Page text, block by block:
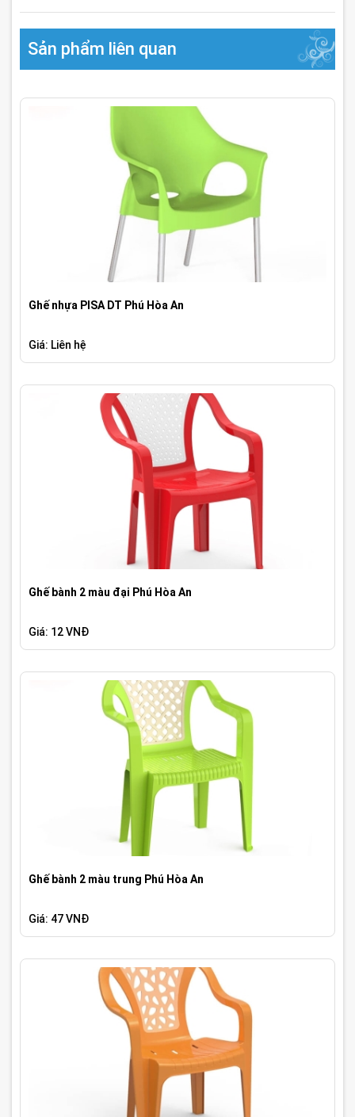
Sản phẩm liên quan
Ghế nhựa PISA DT Phú Hòa An
Giá: Liên hệ
Ghế bành 2 màu đại Phú Hòa An
Giá: 12 VNĐ
Ghế bành 2 màu trung Phú Hòa An
Giá: 47 VNĐ